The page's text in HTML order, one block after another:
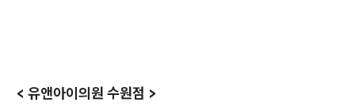
< 유앤아이의원 수원점 >